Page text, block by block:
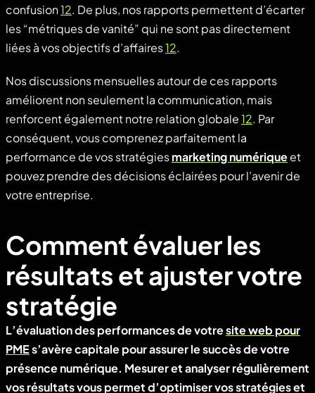
confusion12. De plus, nos rapports permettent d’écarter
les “métriques de vanité” qui ne sont pas directement
liées à vos objectifs d’affaires12.
Nos discussions mensuelles autour de ces rapports
améliorent non seulement la communication, mais
renforcent également notre relation globale12. Par
conséquent, vous comprenez parfaitement la
performance de vos stratégiesmarketing numériqueet
pouvez prendre des décisions éclairées pour l’avenir de
votre entreprise.
Comment évaluer les
résultats et ajuster votre
stratégie
L’évaluation des performances de votresite web pour
PMEs’avère capitale pour assurer le succès de votre
présence numérique. Mesurer et analyser régulièrement
vos résultats vous permet d’optimiser vos stratégies et